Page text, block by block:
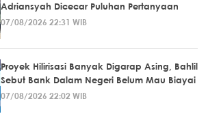
Adriansyah Dicecar Puluhan Pertanyaan
07/08/2026 22:31 WIB
Proyek Hilirisasi Banyak Digarap Asing, Bahlil
Sebut Bank Dalam Negeri Belum Mau Biayai
07/08/2026 22:02 WIB